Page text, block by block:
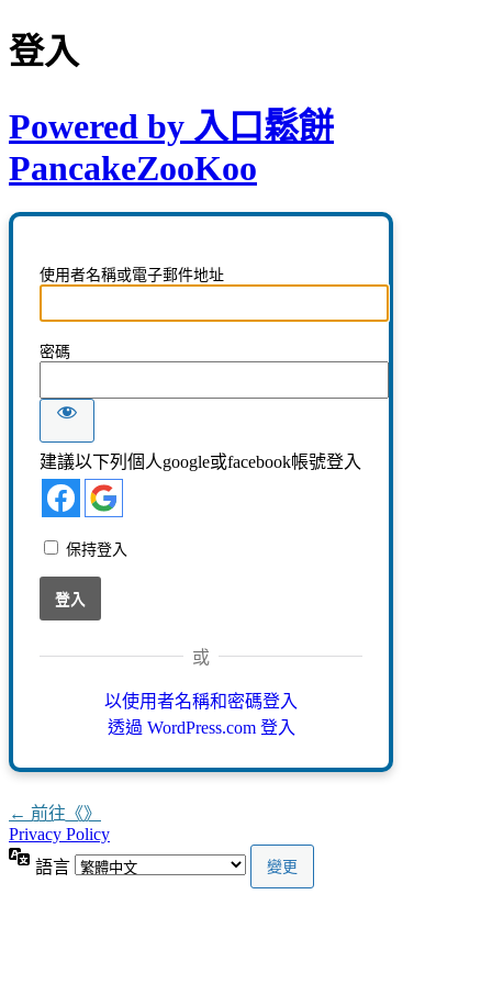
登入
Powered by 入口鬆餅
PancakeZooKoo
使用者名稱或電子郵件地址
密碼
建議以下列個人google或facebook帳號登入
保持登入
或
以使用者名稱和密碼登入
透過 WordPress.com 登入
← 前往《》
Privacy Policy
語言